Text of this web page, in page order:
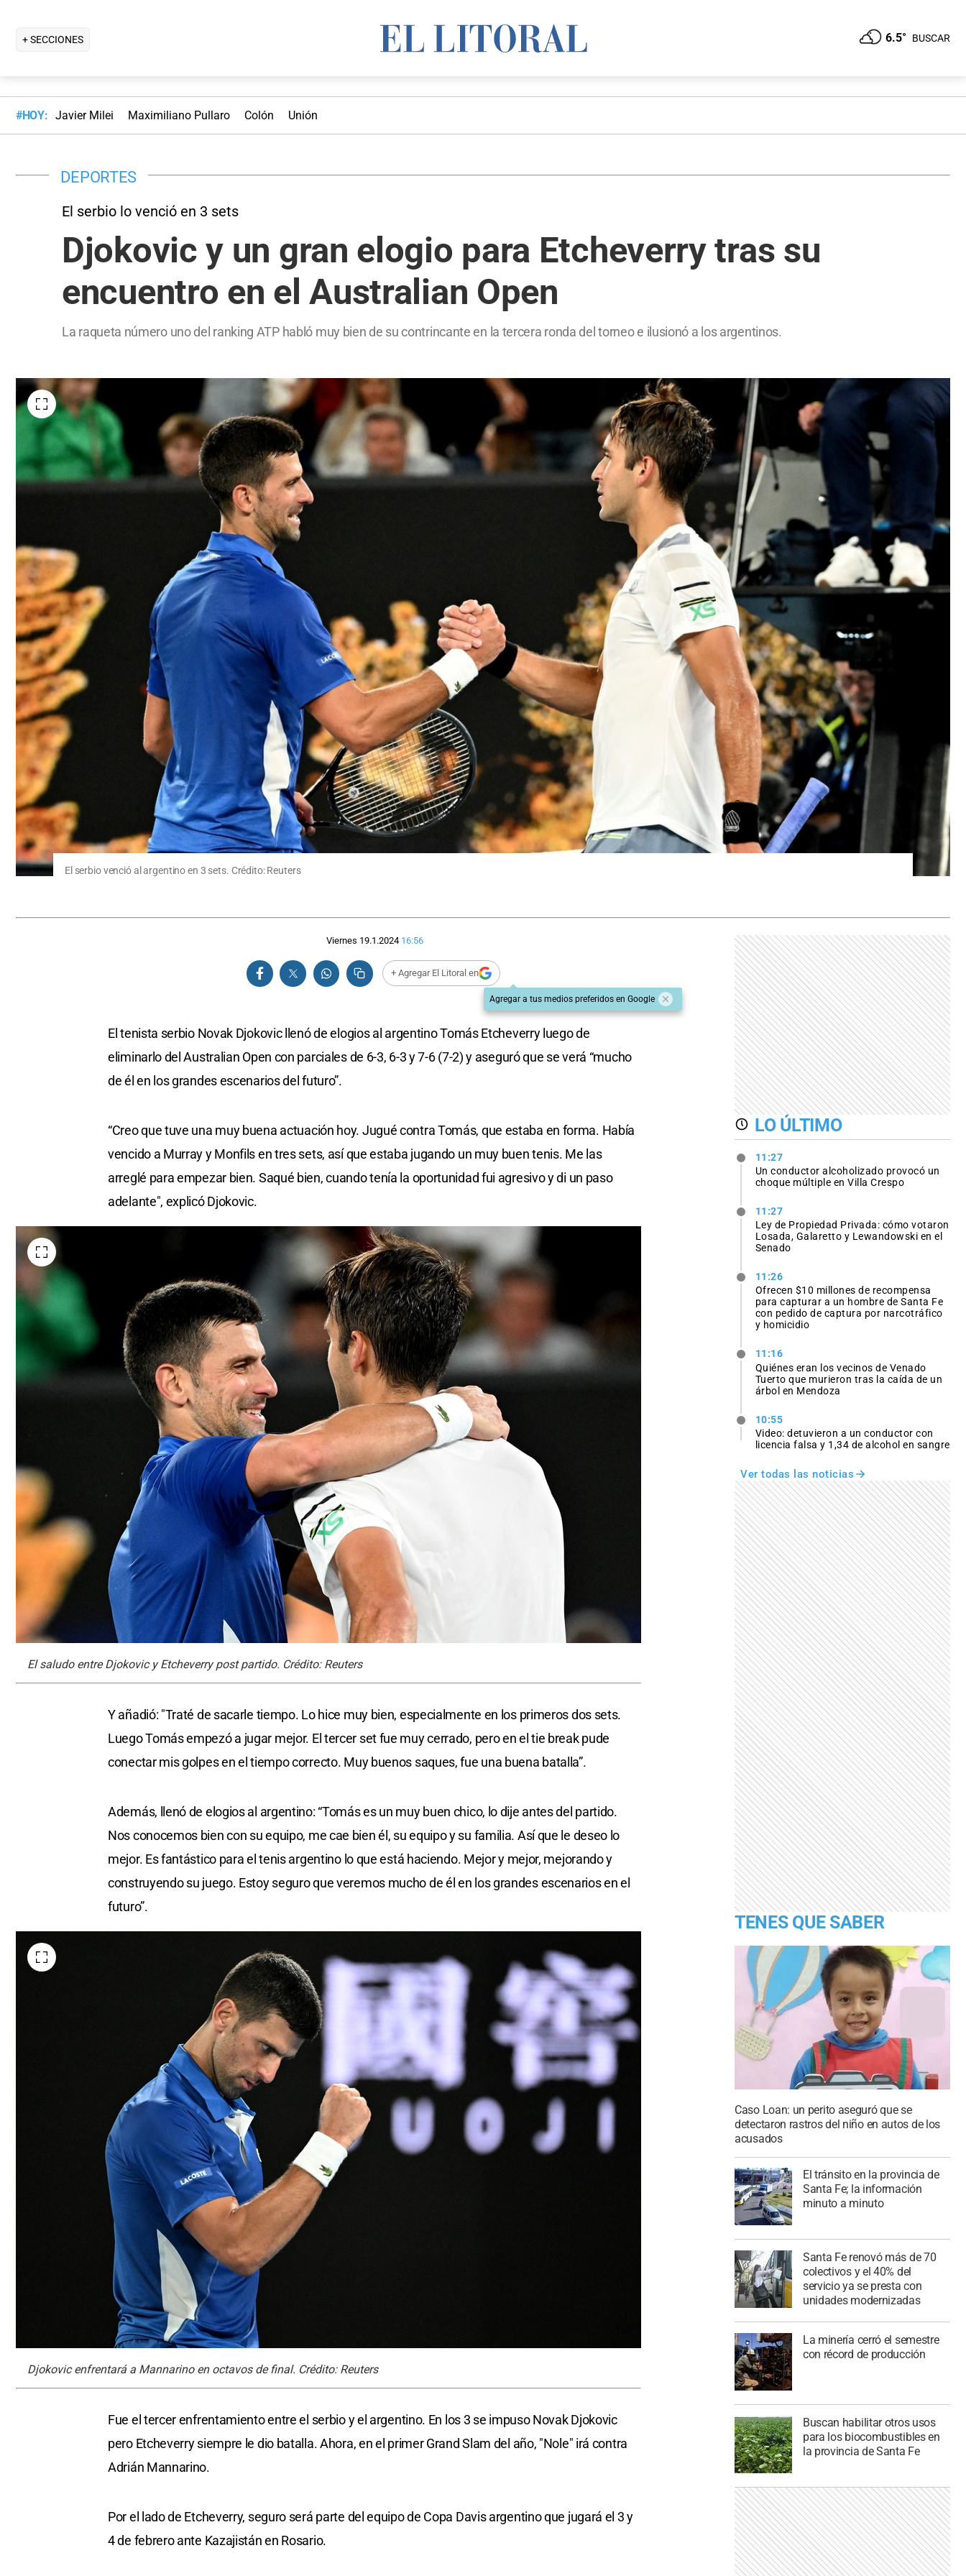
+ SECCIONES 6.5° BUSCAR
#HOY: Javier Milei Maximiliano Pullaro Colón Unión
DEPORTES
El serbio lo venció en 3 sets
Djokovic y un gran elogio para Etcheverry tras su
encuentro en el Australian Open
La raqueta número uno del ranking ATP habló muy bien de su contrincante en la tercera ronda del torneo e ilusionó a los argentinos.
El serbio venció al argentino en 3 sets. Crédito: Reuters
Viernes 19.1.2024 16:56
+ Agregar El Litoral en
Agregar a tus medios preferidos en Google
El tenista serbio Novak Djokovic llenó de elogios al argentino Tomás Etcheverry luego de
eliminarlo del Australian Open con parciales de 6-3, 6-3 y 7-6 (7-2) y aseguró que se verá “mucho
de él en los grandes escenarios del futuro”.
“Creo que tuve una muy buena actuación hoy. Jugué contra Tomás, que estaba en forma. Había
vencido a Murray y Monfils en tres sets, así que estaba jugando un muy buen tenis. Me las
arreglé para empezar bien. Saqué bien, cuando tenía la oportunidad fui agresivo y di un paso
adelante", explicó Djokovic.
El saludo entre Djokovic y Etcheverry post partido. Crédito: Reuters
Y añadió: "Traté de sacarle tiempo. Lo hice muy bien, especialmente en los primeros dos sets.
Luego Tomás empezó a jugar mejor. El tercer set fue muy cerrado, pero en el tie break pude
conectar mis golpes en el tiempo correcto. Muy buenos saques, fue una buena batalla”.
Además, llenó de elogios al argentino: “Tomás es un muy buen chico, lo dije antes del partido.
Nos conocemos bien con su equipo, me cae bien él, su equipo y su familia. Así que le deseo lo
mejor. Es fantástico para el tenis argentino lo que está haciendo. Mejor y mejor, mejorando y
construyendo su juego. Estoy seguro que veremos mucho de él en los grandes escenarios en el
futuro”.
Djokovic enfrentará a Mannarino en octavos de final. Crédito: Reuters
Fue el tercer enfrentamiento entre el serbio y el argentino. En los 3 se impuso Novak Djokovic
pero Etcheverry siempre le dio batalla. Ahora, en el primer Grand Slam del año, "Nole" irá contra
Adrián Mannarino.
Por el lado de Etcheverry, seguro será parte del equipo de Copa Davis argentino que jugará el 3 y
4 de febrero ante Kazajistán en Rosario.
LO ÚLTIMO
11:27
Un conductor alcoholizado provocó un
choque múltiple en Villa Crespo
11:27
Ley de Propiedad Privada: cómo votaron
Losada, Galaretto y Lewandowski en el
Senado
11:26
Ofrecen $10 millones de recompensa
para capturar a un hombre de Santa Fe
con pedido de captura por narcotráfico
y homicidio
11:16
Quiénes eran los vecinos de Venado
Tuerto que murieron tras la caída de un
árbol en Mendoza
10:55
Video: detuvieron a un conductor con
licencia falsa y 1,34 de alcohol en sangre
Ver todas las noticias
TENES QUE SABER
Caso Loan: un perito aseguró que se
detectaron rastros del niño en autos de los
acusados
El tránsito en la provincia de
Santa Fe; la información
minuto a minuto
Santa Fe renovó más de 70
colectivos y el 40% del
servicio ya se presta con
unidades modernizadas
La minería cerró el semestre
con récord de producción
Buscan habilitar otros usos
para los biocombustibles en
la provincia de Santa Fe